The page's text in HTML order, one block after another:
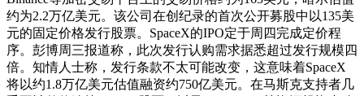
约为2.2万亿美元。该公司在创纪录的首次公开募股中以135美
元的固定价格发行股票。SpaceX的IPO定于周四完成定价程
序。彭博周三报道称，此次发行认购需求据悉超过发行规模四
倍。知情人士称，发行条款不太可能改变，这意味着SpaceX
将以约1.8万亿美元估值融资约750亿美元。在马斯克支持者几